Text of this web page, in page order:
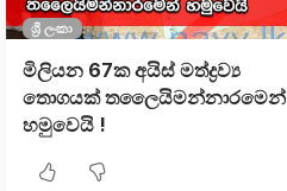
ශ්‍රී ලංකා
මිලියන 67ක අයිස් මත්ද්‍රව්‍ය
තොගයක් තලෛයිමන්නාරමෙන්
හමුවෙයි !